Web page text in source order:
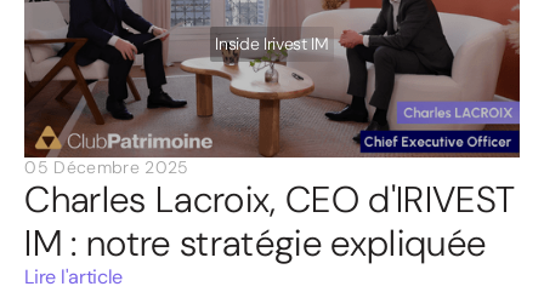
Inside Irivest IM
05 Décembre 2025
Charles Lacroix, CEO d'IRIVEST
IM : notre stratégie expliquée
Lire l'article